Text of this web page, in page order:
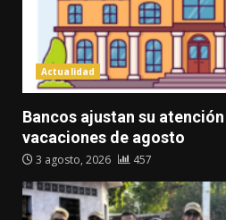
Actualidad
Bancos ajustan su
vacaciones de agosto
3 agosto, 2026 457